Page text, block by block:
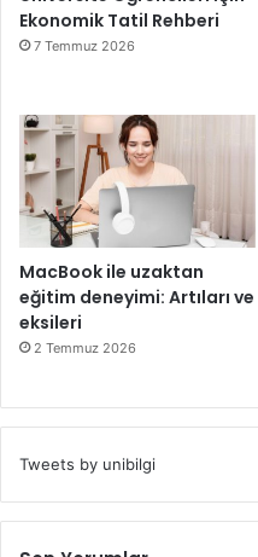
Ekonomik Tatil Rehberi
7 Temmuz 2026
MacBook ile uzaktan
eğitim deneyimi: Artıları ve
eksileri
2 Temmuz 2026
Tweets by unibilgi